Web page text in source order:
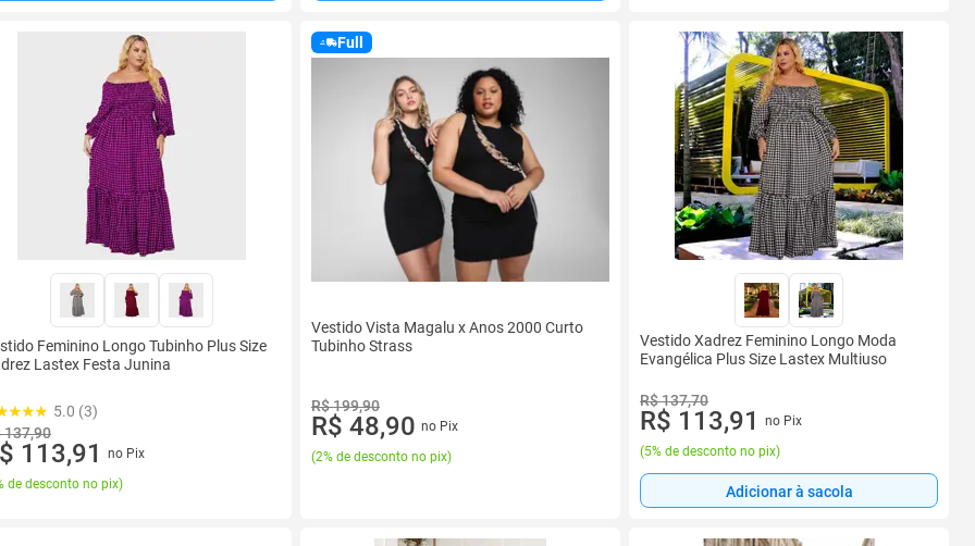
Feminino Longo Tubinho Plus Size
Lastex Festa Junina
5.0 (3)
137,90
113,91
no Pix
de desconto no pix)
Full
Vestido Vista Magalu x Anos 2000 Curto
Tubinho Strass
R$ 199,90
R$ 48,90 no Pix
(2% de desconto no pix)
Vestido Xadrez Feminino Longo Moda
Evangélica Plus Size Lastex Multiuso
R$ 137,70
R$ 113,91
no Pix
(5% de desconto no pix)
Adicionar à sacola